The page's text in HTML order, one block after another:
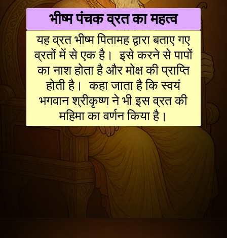
भीष्म पंचक व्रत का महत्व
यह व्रत भीष्म पितामह द्वारा बताए गए
व्रतों में से एक है। इसे करने से पापों
का नाश होता है और मोक्ष की प्राप्ति
होती है। कहा जाता है कि स्वयं
भगवान श्रीकृष्ण ने भी इस व्रत की
महिमा का वर्णन किया है।